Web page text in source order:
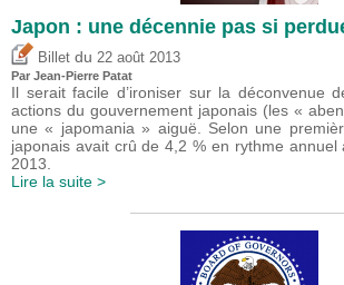
Japon : une décennie pas si
Billet du 22 août 2013
Par Jean-Pierre Patat
Il serait facile d’ironiser sur la déconvenue
actions du gouvernement japonais (les «
une « japomania » aiguë. Selon une
japonais avait crû de 4,2 % en rythme annuel
2013.
Lire la suite >